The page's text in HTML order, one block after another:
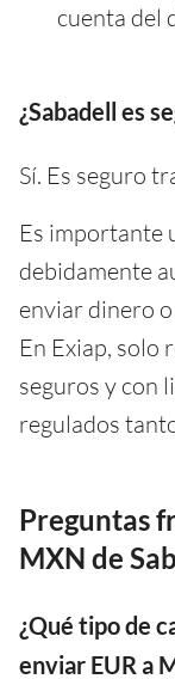
cuenta del
¿Sabadell es
Sí. Es seguro
Es importante
debidamente
enviar dinero
En Exiap, solo
seguros y con
regulados
Preguntas
MXN de
¿Qué tipo de
enviar EUR a